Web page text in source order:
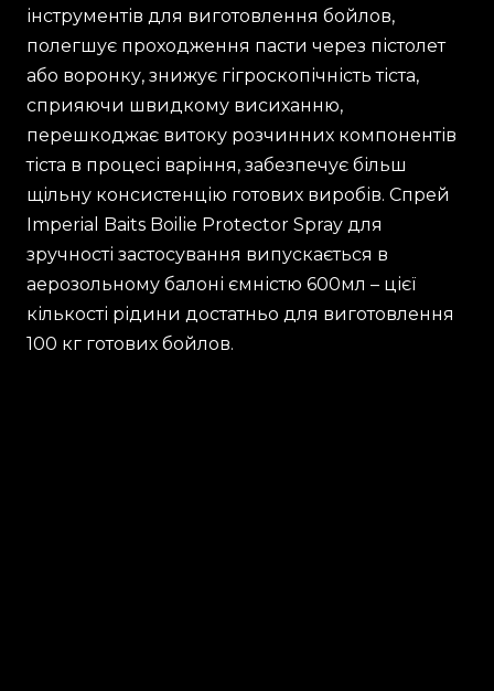
інструментів для виготовлення бойлов,
полегшує проходження пасти через пістолет
або воронку, знижує гігроскопічність тіста,
сприяючи швидкому висиханню,
перешкоджає витоку розчинних компонентів
тіста в процесі варіння, забезпечує більш
щільну консистенцію готових виробів. Спрей
Imperial Baits Boilie Protector Spray для
зручності застосування випускається в
аерозольному балоні ємністю 600мл – цієї
кількості рідини достатньо для виготовлення
100 кг готових бойлов.